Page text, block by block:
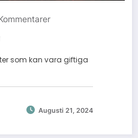
som kan vara giftiga
Augusti 21, 2024